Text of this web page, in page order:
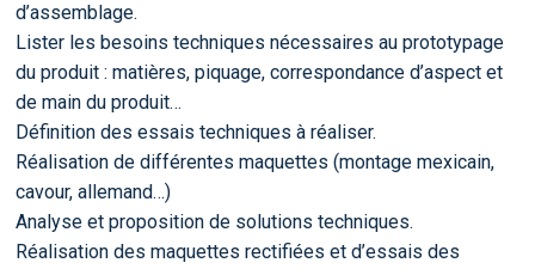
d’assemblage.
Lister les besoins techniques nécessaires au prototypage
du produit : matières, piquage, correspondance d’aspect et
de main du produit…
Définition des essais techniques à réaliser.
Réalisation de différentes maquettes (montage mexicain,
cavour, allemand…)
Analyse et proposition de solutions techniques.
Réalisation des maquettes rectifiées et d’essais des